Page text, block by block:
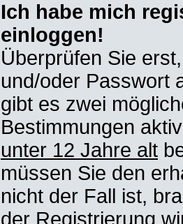
Ich habe mich
einloggen!
Überprüfen Sie
und/oder Passwort
gibt es zwei
Bestimmungen
unter 12 Jahre alt
müssen Sie den
nicht der Fall ist,
der Registrierung